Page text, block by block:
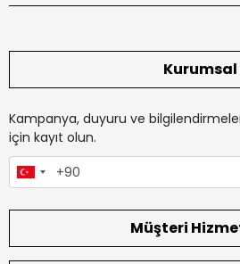
Kurumsal
Kampanya, duyuru ve
için kayıt olun.
Müşteri